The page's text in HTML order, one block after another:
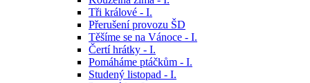
Tři králové - I.
Přerušení provozu ŠD
Těšíme se na Vánoce - I.
Čertí hrátky - I.
Pomáháme ptáčkům - I.
Studený listopad - I.